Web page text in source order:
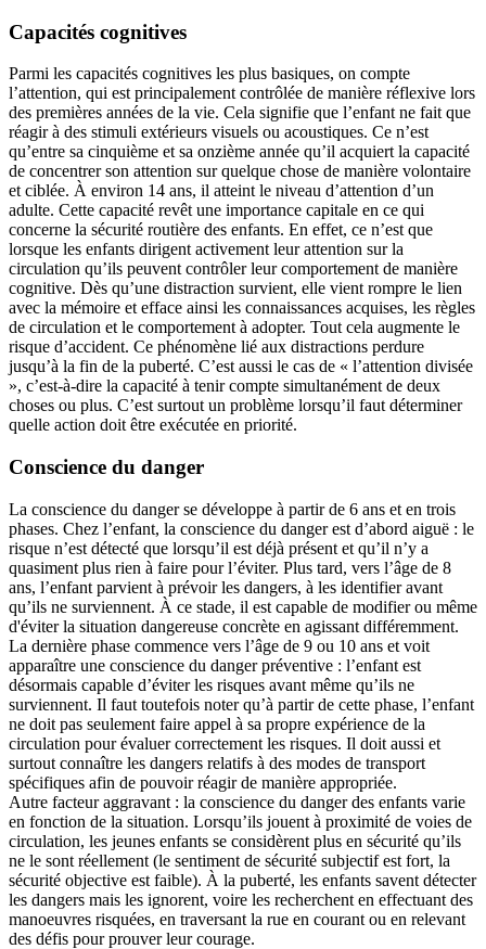
Capacités cognitives
Parmi les capacités cognitives les plus basiques, on compte
l’attention, qui est principalement contrôlée de manière réflexive lors
des premières années de la vie. Cela signifie que l’enfant ne fait que
réagir à des stimuli extérieurs visuels ou acoustiques. Ce n’est
qu’entre sa cinquième et sa onzième année qu’il acquiert la capacité
de concentrer son attention sur quelque chose de manière volontaire
et ciblée. À environ 14 ans, il atteint le niveau d’attention d’un
adulte. Cette capacité revêt une importance capitale en ce qui
concerne la sécurité routière des enfants. En effet, ce n’est que
lorsque les enfants dirigent activement leur attention sur la
circulation qu’ils peuvent contrôler leur comportement de manière
cognitive. Dès qu’une distraction survient, elle vient rompre le lien
avec la mémoire et efface ainsi les connaissances acquises, les règles
de circulation et le comportement à adopter. Tout cela augmente le
risque d’accident. Ce phénomène lié aux distractions perdure
jusqu’à la fin de la puberté. C’est aussi le cas de « l’attention divisée
», c’est-à-dire la capacité à tenir compte simultanément de deux
choses ou plus. C’est surtout un problème lorsqu’il faut déterminer
quelle action doit être exécutée en priorité.
Conscience du danger
La conscience du danger se développe à partir de 6 ans et en trois
phases. Chez l’enfant, la conscience du danger est d’abord aiguë : le
risque n’est détecté que lorsqu’il est déjà présent et qu’il n’y a
quasiment plus rien à faire pour l’éviter. Plus tard, vers l’âge de 8
ans, l’enfant parvient à prévoir les dangers, à les identifier avant
qu’ils ne surviennent. À ce stade, il est capable de modifier ou même
d'éviter la situation dangereuse concrète en agissant différemment.
La dernière phase commence vers l’âge de 9 ou 10 ans et voit
apparaître une conscience du danger préventive : l’enfant est
désormais capable d’éviter les risques avant même qu’ils ne
surviennent. Il faut toutefois noter qu’à partir de cette phase, l’enfant
ne doit pas seulement faire appel à sa propre expérience de la
circulation pour évaluer correctement les risques. Il doit aussi et
surtout connaître les dangers relatifs à des modes de transport
spécifiques afin de pouvoir réagir de manière appropriée.
Autre facteur aggravant : la conscience du danger des enfants varie
en fonction de la situation. Lorsqu’ils jouent à proximité de voies de
circulation, les jeunes enfants se considèrent plus en sécurité qu’ils
ne le sont réellement (le sentiment de sécurité subjectif est fort, la
sécurité objective est faible). À la puberté, les enfants savent détecter
les dangers mais les ignorent, voire les recherchent en effectuant des
manoeuvres risquées, en traversant la rue en courant ou en relevant
des défis pour prouver leur courage.